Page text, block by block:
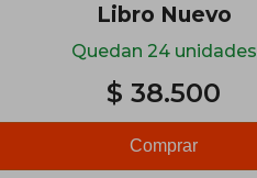
Libro Nuevo
Quedan 24 unidades
$ 38.500
Comprar